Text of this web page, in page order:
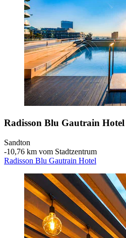
Radisson Blu Gautrain Hotel
Sandton
‐10,76 km vom Stadtzentrum
Radisson Blu Gautrain Hotel